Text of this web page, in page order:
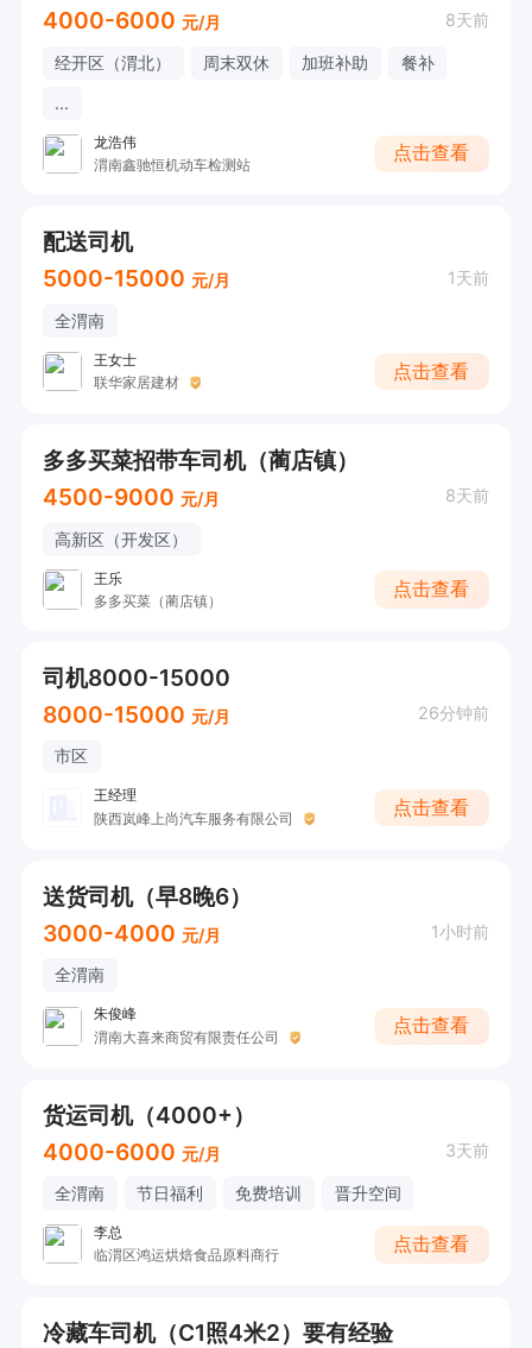
4000-6000 元/月 8天前
经开区（渭北） 周末双休 加班补助
餐补
...
龙浩伟
渭南鑫驰恒机动车检测站
点击查看
配送司机
5000-15000 元/月 1天前
全渭南
王女士
联华家居建材
点击查看
多多买菜招带车司机（蔺店镇）
4500-9000 元/月 8天前
高新区（开发区）
王乐
多多买菜（蔺店镇）
点击查看
司机8000-15000
8000-15000 元/月 26分钟前
市区
王经理
陕西岚峰上尚汽车服务有限公司
点击查看
送货司机（早8晚6）
3000-4000 元/月 1小时前
全渭南
朱俊峰
渭南大喜来商贸有限责任公司
点击查看
货运司机（4000+）
4000-6000 元/月 3天前
全渭南 节日福利 免费培训 晋升空间
李总
临渭区鸿运烘焙食品原料商行
点击查看
冷藏车司机（C1照4米2）要有经验